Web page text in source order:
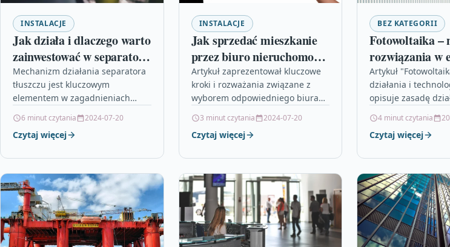
INSTALACJE
Jak działa i dlaczego warto
zainwestować w separator
tłuszczu?
Mechanizm działania separatora
tłuszczu jest kluczowym
elementem w zagadnieniach
funkcjonowaniem infrastruktury
kanalizacyjnej w restauracjach i
tłuszczu wykorzystuje…
6 minut czytania 2024-07-20
Czytaj więcej
INSTALACJE
Jak sprzedać mieszkanie
przez biuro nieruchomości
w Elblągu: Praktyczny
poradnik
Artykuł zaprezentował kluczowe
kroki i rozważania związane z
wyborem odpowiedniego biura
zaznaczone, że profesjonalne i
doświadczone biuro
3 minut czytania 2024-07-20
Czytaj więcej
BEZ KATEGORII
Fotowoltaika –
rozwiązania w
Artykuł
działania i
opisuje zasadę
dziedzinie
cieszy się coraz
4 minut czytania
Czytaj więcej